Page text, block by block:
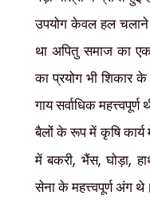
उपयोग केवल हल चलाने
था अपितु समाज का एक
का प्रयोग भी शिकार
गाय सर्वाधिक
बैलों के रूप में कृषि
में बकरी, भैंस,घोड़ा,
सेना के महत्त्वपूर्ण अंग थे।